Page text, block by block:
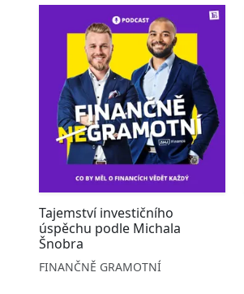
Tajemství investičního
úspěchu podle Michala
Šnobra
FINANČNĚ GRAMOTNÍ